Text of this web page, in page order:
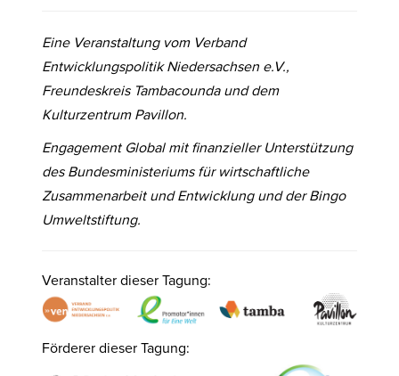
Eine Veranstaltung vom Verband
Entwicklungspolitik Niedersachsen e.V.,
Freundeskreis Tambacounda und dem
Kulturzentrum Pavillon.
Engagement Global mit finanzieller Unterstützung
des Bundesministeriums für wirtschaftliche
Zusammenarbeit und Entwicklung undder Bingo
Umweltstiftung.
Veranstalter dieser Tagung:
Förderer dieser Tagung: